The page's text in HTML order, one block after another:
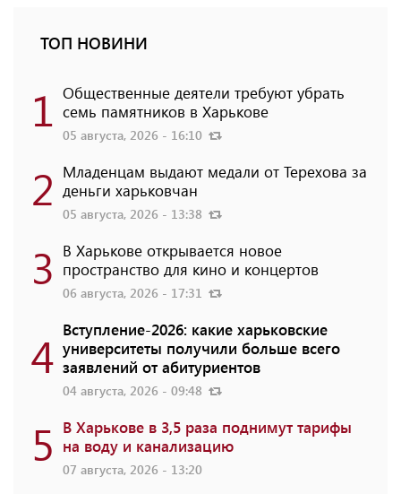
ТОП НОВИНИ
1 Общественные деятели требуют убрать
семь памятников в Харькове
05 августа, 2026 - 16:10
2 Младенцам выдают медали от Терехова за
деньги харьковчан
05 августа, 2026 - 13:38
3 В Харькове открывается новое
пространство для кино и концертов
06 августа, 2026 - 17:31
4 Вступление-2026: какие харьковские
университеты получили больше всего
заявлений от абитуриентов
04 августа, 2026 - 09:48
5 В Харькове в 3,5 раза поднимут тарифы
на воду и канализацию
07 августа, 2026 - 13:20